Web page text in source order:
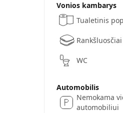
Vonios kambarys
Tualetinis
Rankšluosčiai
WC
Automobilis
Nemokama
automobiliui